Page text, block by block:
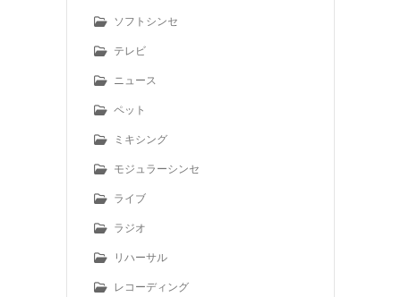
ソフトシンセ
テレビ
ニュース
ペット
ミキシング
モジュラーシンセ
ライブ
ラジオ
リハーサル
レコーディング